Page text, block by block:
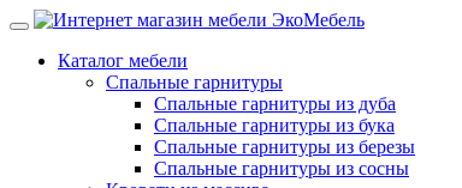
Каталог мебели
Спальные гарнитуры
Спальные гарнитуры из дуба
Спальные гарнитуры из бука
Спальные гарнитуры из березы
Спальные гарнитуры из сосны